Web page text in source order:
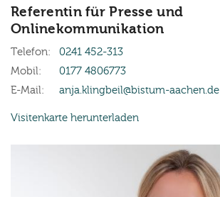
Referentin für Presse und
Onlinekommunikation
Telefon:
0241 452-313
Mobil:
0177 4806773
E-Mail:
anja.klingbeil@bistum-aachen.de
Visitenkarte herunterladen